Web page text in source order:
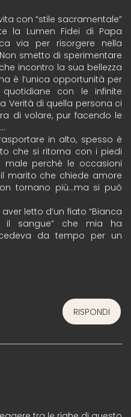
con “stile sacramentale”
la Lumen Fidei di Papa
via per risorgere nella
smetto di sperimentare
incontro la sua bellezza
è l’unica opportunità per
con le infinite
Verità di quella persona ci
di volare, pur facendo le
in alto, spesso è
che si ritorna con i piedi
perchè le occasioni
marito che chiede amore
tornano più…ma si può
letto d’un fiato “Bianca
sangue” che mia ha
da tempo per un
RISPONDI